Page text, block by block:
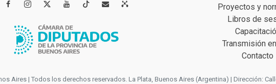
   
Proyectos y
Libros de
Transmisión
Contacto
Aires | Todos los derechos reservados. La Plata, Buenos Aires (Argentina) | Dirección: